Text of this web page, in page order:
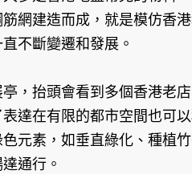
網建造而成，就是模仿香
不斷變遷和發展。
，抬頭會看到多個香港老
達在有限的都市空間也可
元素，如垂直綠化、種植
通行。